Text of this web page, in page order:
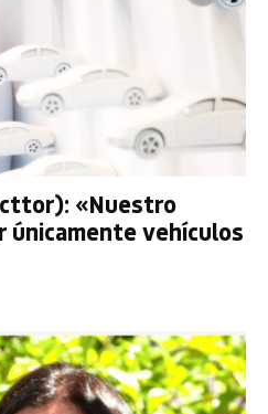
«Nuestro
únicamente vehículos